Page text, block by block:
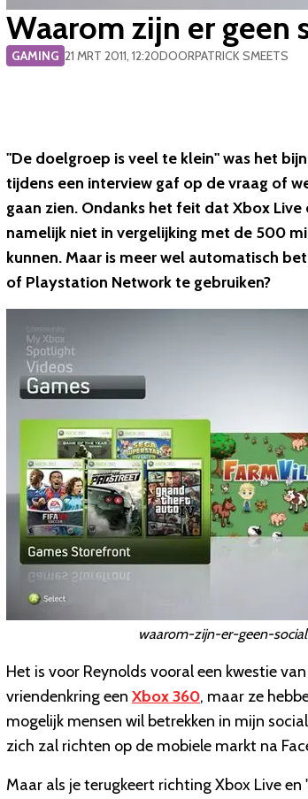
Waarom zijn er geen
GAMING 21 MRT 2011, 12:20DOORPATRICK SMEETS
"De doelgroep is veel te klein" was het
tijdens een interview gaf op de vraag of
gaan zien. Ondanks het feit dat Xbox
namelijk niet in vergelijking met de 500
kunnen. Maar is meer wel automatisch
of Playstation Network te gebruiken?
waarom-zijn-er-geen-
Het is voor Reynolds vooral een kwestie
vriendenkring een Xbox 360, maar ze
mogelijk mensen wil betrekken in mijn
zich zal richten op de mobiele markt na
Maar als je terugkeert richting Xbox Live